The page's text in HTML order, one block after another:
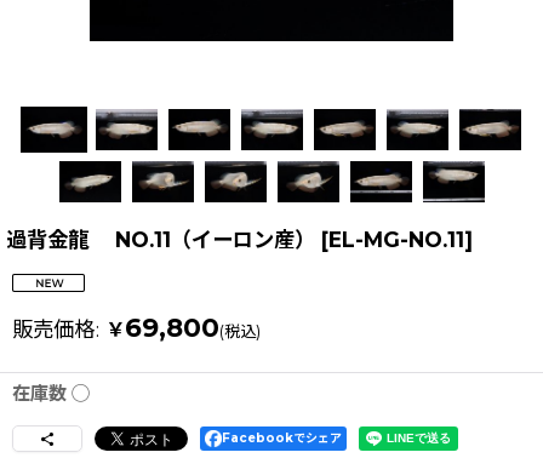
過背金龍 NO.11（イーロン産） [EL-MG-NO.11]
販売価格: ￥69,800(税込)
在庫数 ◯
Facebookでシェア